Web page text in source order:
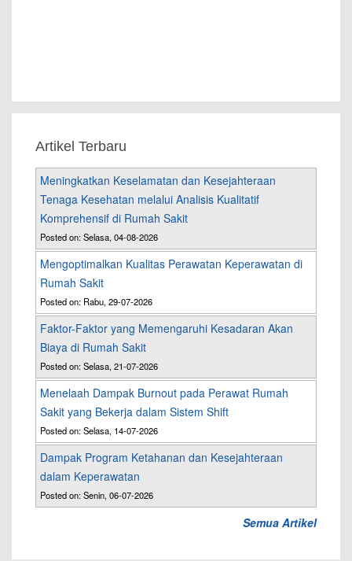
Artikel Terbaru
Meningkatkan Keselamatan dan Kesejahteraan
Tenaga Kesehatan melalui Analisis Kualitatif
Komprehensif di Rumah Sakit
Posted on: Selasa, 04-08-2026
Mengoptimalkan Kualitas Perawatan Keperawatan di
Rumah Sakit
Posted on: Rabu, 29-07-2026
Faktor-Faktor yang Memengaruhi Kesadaran Akan
Biaya di Rumah Sakit
Posted on: Selasa, 21-07-2026
Menelaah Dampak Burnout pada Perawat Rumah
Sakit yang Bekerja dalam Sistem Shift
Posted on: Selasa, 14-07-2026
Dampak Program Ketahanan dan Kesejahteraan
dalam Keperawatan
Posted on: Senin, 06-07-2026
Semua Artikel